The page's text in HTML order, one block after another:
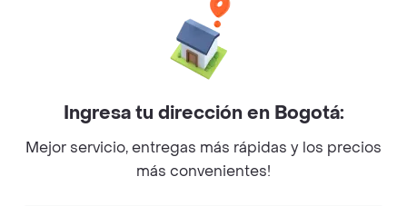
Sobre Rappi
Facebook
Twitter
Instagram
Ingresa tu dirección en Bogotá:
Mejor servicio, entregas más rápidas y los precios
más convenientes!